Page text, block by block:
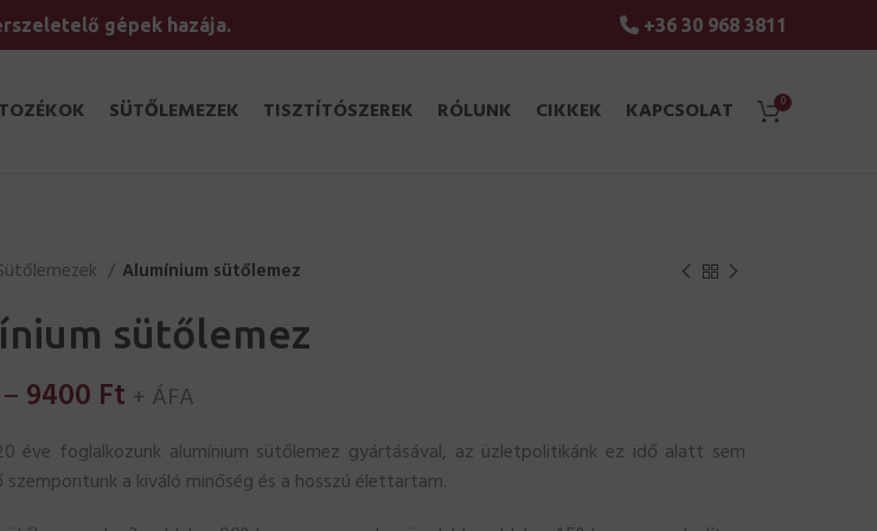
gépek hazája. +36 30 968 3811
SÜTŐLEMEZEK TISZTÍTÓSZEREK RÓLUNK CIKKEK KAPCSOLAT 0
Alumínium sütőlemez
sütőlemez
– 9400 Ft Ártartomány:
-
9400 Ft
+ ÁFA
éve foglalkozunk alumínium sütőlemez gyártásával, az üzletpolitikánk ez idő alatt sem
a kiváló minőség és a hosszú élettartam.